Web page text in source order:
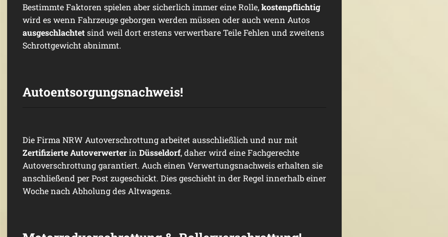
Bestimmte Faktoren spielen aber sicherlich immer eine Rolle,kostenpflichtig
wird es wenn Fahrzeuge geborgen werden müssen oder auch wenn Autos
ausgeschlachtetsind weil dort erstens verwertbare Teile Fehlen und zweitens
Schrottgewicht abnimmt.
Autoentsorgungsnachweis!
Die Firma NRW Autoverschrottung arbeitet ausschließlich und nur mit
ZertifizierteAutoverwerterin Düsseldorf, daher wird eine Fachgerechte
Autoverschrottung garantiert. Auch einen Verwertungsnachweis erhalten sie
anschließend per Post zugeschickt. Dies geschieht in der Regel innerhalb einer
Woche nach Abholung des Altwagens.